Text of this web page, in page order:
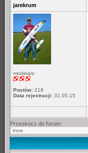
jarekrum
modelarz
Postów: 219
Data rejestracji: 31.05.15
Przeskocz do forum: